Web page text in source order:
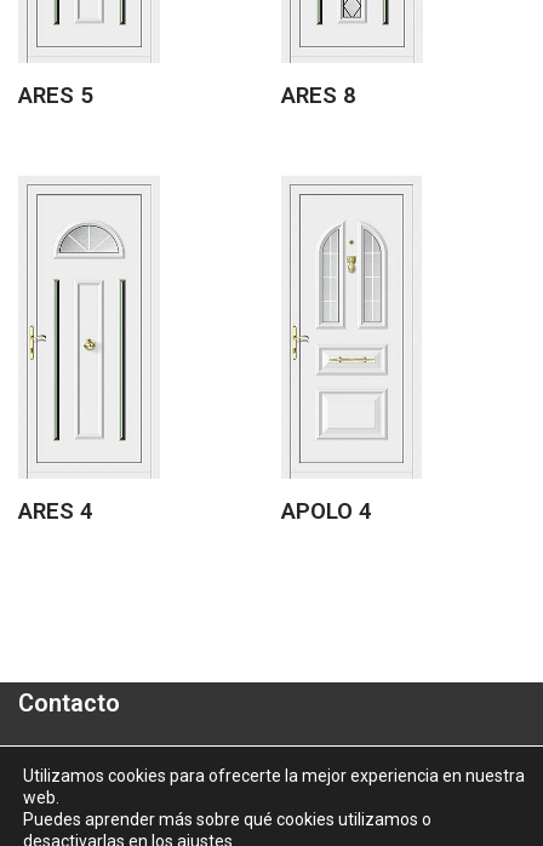
ARES 5 ARES 8
ARES 4 APOLO 4
Contacto
Polígono Industrial "A Granxa"- Paralela 2- Parcela 16
informacion@aluporta.com
Tel: +34 986 337 787 - Fax: +34 986 337 778
Utilizamos cookies para ofrecerte la mejor experiencia en nuestra
web.
Puedes aprender más sobre qué cookies utilizamos o
desactivarlas en los ajustes